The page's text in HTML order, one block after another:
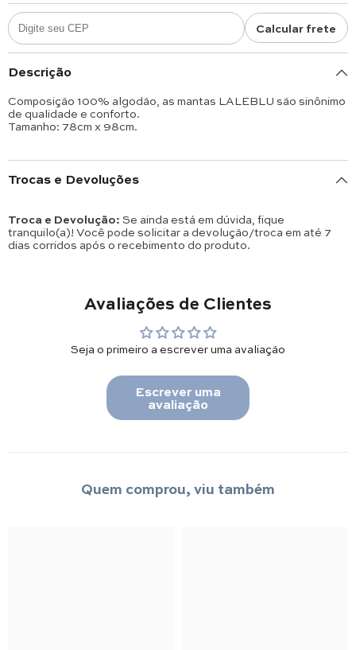
Calcular frete
Descrição
Composição 100% algodão, as mantas LALEBLU são sinônimo
de qualidade e conforto.
Tamanho: 78cm x 98cm.
Trocas e Devoluções
Troca e Devolução: Se ainda está em dúvida, fique
tranquilo(a)! Você pode solicitar a devolução/troca em até 7
dias corridos após o recebimento do produto.
Avaliações de Clientes
Seja o primeiro a escrever uma avaliação
Escrever uma
avaliação
Quem comprou, viu também